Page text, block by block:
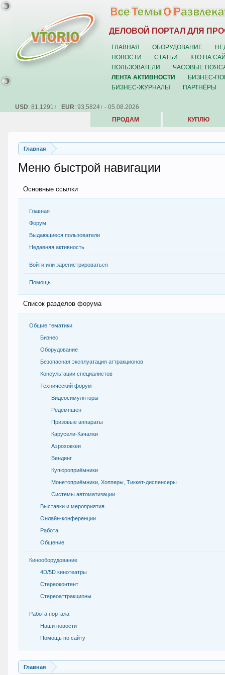
Главная
Меню быстрой навигации
Основные ссылки
Главная
Форум
Выдающиеся пользователи
Недавняя активность
Войти или зарегистрироваться
Помощь
Список разделов форума
Общие тематики
Бизнес
Оборудование
Безопасная эксплуатация аттракционов
Консультации специалистов
Технический форум
Видеосимуляторы
Редемпшен
Призовые аппараты
Карусели-Качалки
Аэрохоккеи
Вендинг
Купюроприёмники
Монетоприёмники, Хопперы, Тиккет-диспенсеры
Системы автоматизации
Выставки и мероприятия
Онлайн-конференции
Работа
Общение
Кинооборудование
4D/5D кинотеатры
Стереоконтент
Стереоаттракционы
Работа портала
Наши новости
Помощь по сайту
Главная
ДЕЛОВОЙ ПОРТАЛ ДЛЯ
ГЛАВНАЯ ОБОРУДОВАНИЕ
НОВОСТИ
СТАТЬИ
КТО НА
ПОЛЬЗОВАТЕЛИ
ЧАСОВЫЕ
ЛЕНТА АКТИВНОСТИ
БИЗНЕС-
БИЗНЕС-ЖУРНАЛЫ
ПАРТНЁРЫ
USD: 81,1291↑ EUR: 93,5824↑ - 05.08.2026
ПРОДАМ КУПЛЮ